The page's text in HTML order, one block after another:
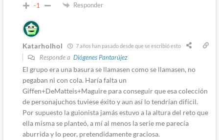
-1 Responder
Katarholhol 7 años han pasado desde que se escribió esto
Responde a Diógenes Pantarújez
El grupo era una basura se llamasen como se llamasen, no
pegaban ni con cola. Haría falta un
Giffen+DeMatteis+Maguire para conseguir que esa colección
de personajuchos tuviese éxito y aun así lo tendrían difícil.
Por supuesto la guionista jamás estuvo a la altura del reto que
ella misma se planteó, a mí al menos la serie me parecía
aburrida y lo peor, pretendidamente graciosa.